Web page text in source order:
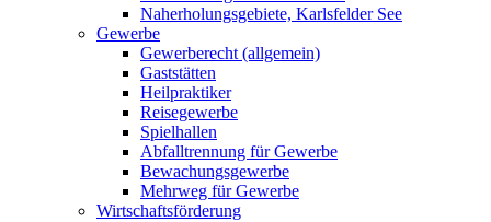
Naherholungsgebiete, Karlsfelder See
Gewerbe
Gewerberecht (allgemein)
Gaststätten
Heilpraktiker
Reisegewerbe
Spielhallen
Abfalltrennung für Gewerbe
Bewachungsgewerbe
Mehrweg für Gewerbe
Wirtschaftsförderung